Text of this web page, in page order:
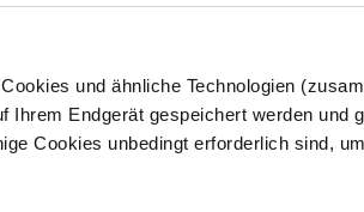
und ähnliche Technologien
Endgerät gespeichert werden und
Cookies unbedingt erforderlich sind,
innen und Menschen mit
werden, die am
und benötigen keine
Angebot gilt nur für
Kartennutzer und nicht für